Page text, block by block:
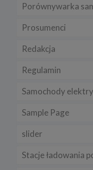
Porównywarka
Prosumenci
Redakcja
Regulamin
Samochody
Sample Page
slider
Stacje ładowania